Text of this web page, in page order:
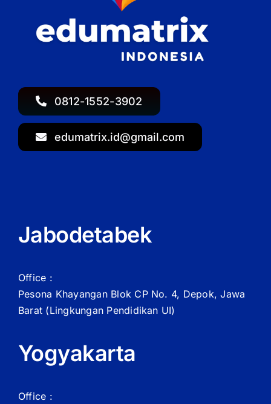
0812-1552-3902
edumatrix.id@gmail.com
Jabodetabek
Office :
Pesona Khayangan Blok CP No. 4, Depok, Jawa
Barat (Lingkungan Pendidikan UI)
Yogyakarta
Office :